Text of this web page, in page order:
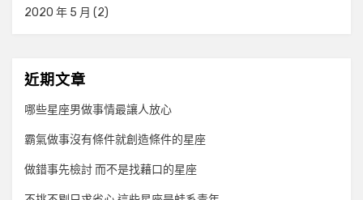
2020 年 5 月 (2)
近期文章
哪些星座男做事情最讓人放心
霸氣做事沒有條件就創造條件的星座
做錯事先檢討 而不是找藉口的星座